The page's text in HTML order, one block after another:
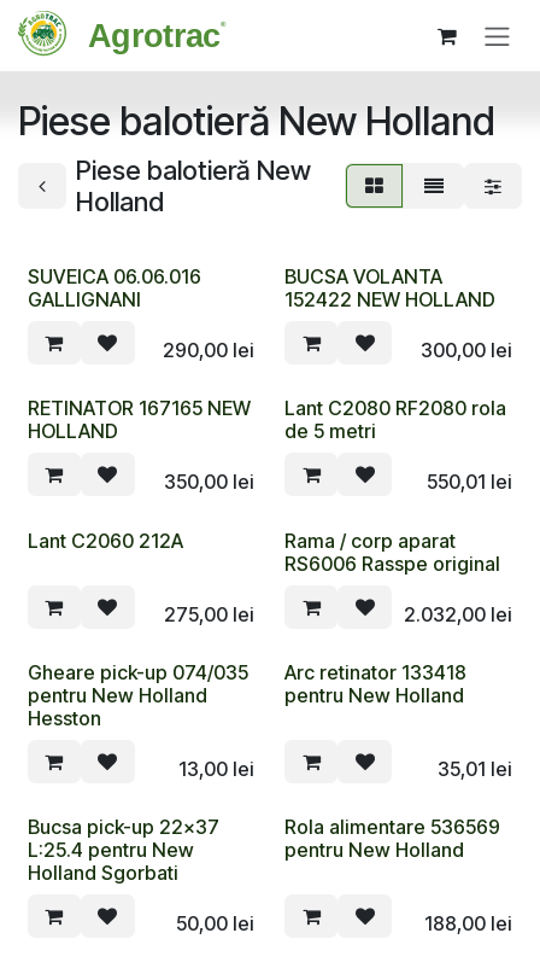
Sari la conținut
Piese balotieră New Holland
Piese balotieră New
Holland
SUVEICA 06.06.016
GALLIGNANI
290,00 lei
BUCSA VOLANTA
152422 NEW HOLLAND
300,00lei
RETINATOR 167165 NEW
HOLLAND
350,00 lei
Lant C2080 RF2080 rola
de 5 metri
550,01 lei
Lant C2060 212A
275,00 lei
Rama / corp aparat
RS6006 Rasspe original
2.032,00lei
Gheare pick-up 074/035
pentru New Holland
Hesston
13,00 lei
Arc retinator 133418
pentru New Holland
35,01 lei
Bucsa pick-up 22x37
L:25.4 pentru New
Holland Sgorbati
50,00 lei
Rola alimentare 536569
pentru New Holland
188,00lei